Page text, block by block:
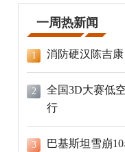
一周热新闻
1 消防硬汉陈吉
2
全国3D大赛低
行
3
巴基斯坦雪崩